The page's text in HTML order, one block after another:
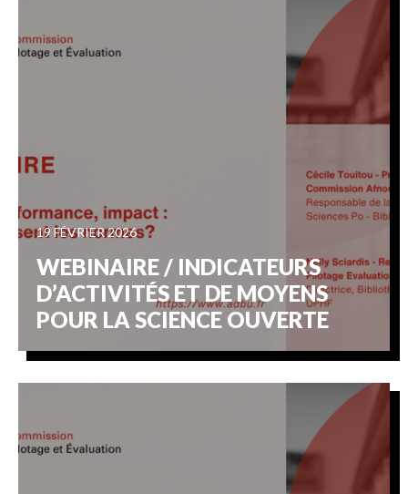
19 FÉVRIER 2026
WEBINAIRE / INDICATEURS
D’ACTIVITÉS ET DE MOYENS
POUR LA SCIENCE OUVERTE